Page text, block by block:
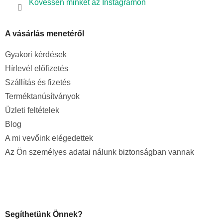
Kövessen minket az Instagramon
A vásárlás menetéről
Gyakori kérdések
Hírlevél előfizetés
Szállítás és fizetés
Terméktanúsítványok
Üzleti feltételek
Blog
A mi vevőink elégedettek
Az Ön személyes adatai nálunk biztonságban vannak
Segíthetünk Önnek?